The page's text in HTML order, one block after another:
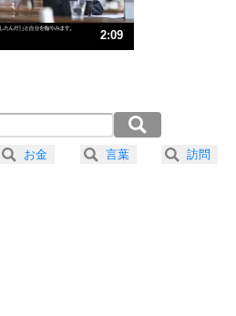
対策
んとかなるもの。
る30の方法
い人は、怒りを優しさで表現する。
考
2:09
）
お金 言葉 訪問